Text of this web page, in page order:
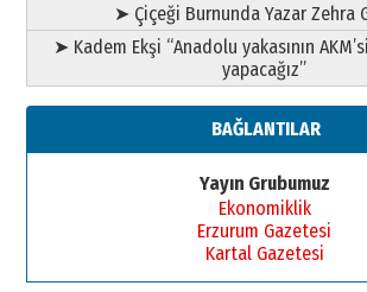
➤ Çiçeği Burnunda Yazar Zehra
➤ Kadem Ekşi “Anadolu yakasının
yapacağız”
BAĞLANTILAR
Yayın Grubumuz
Ekonomiklik
Erzurum Gazetesi
Kartal Gazetesi